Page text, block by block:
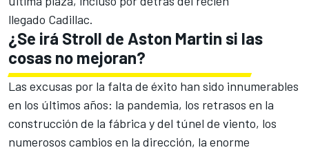
llegado Cadillac.
¿Se irá Stroll de Aston Martin si las
cosas no mejoran?
Las excusas por la falta de éxito han sido innumerables
en los últimos años: la pandemia, los retrasos en la
construcción de la fábrica y del túnel de viento, los
numerosos cambios en la dirección, la enorme